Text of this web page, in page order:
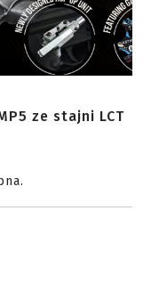
ze stajni LCT